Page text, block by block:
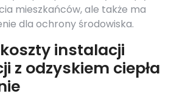
mieszkańców, ale także ma
dla ochrony środowiska.
instalacji
z odzyskiem ciepła